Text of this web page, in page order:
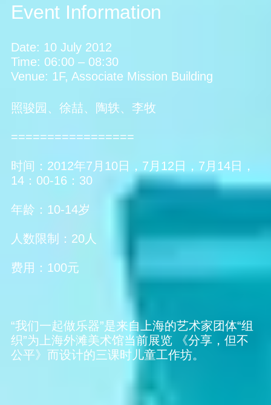
Event Information
Date: 10 July 2012
Time: 06:00 – 08:30
Venue: 1F, Associate Mission Building
照骏园、徐喆、陶轶、李牧
=================
时间：2012年7月10日，7月12日，7月14日，
14：00-16：30
年龄：10-14岁
人数限制：20人
费用：100元
“我们一起做乐器”是来自上海的艺术家团体“组
织”为上海外滩美术馆当前展览 《分享，但不
公平》而设计的三课时儿童工作坊。